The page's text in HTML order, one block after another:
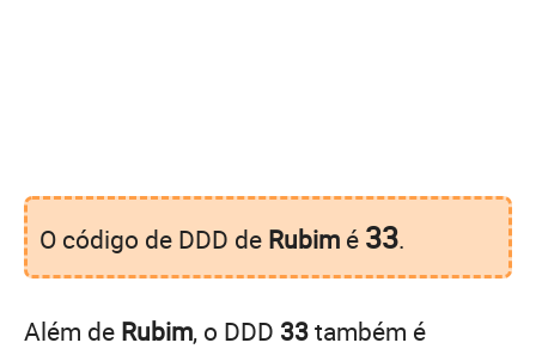
O código de DDD de Rubim é 33.
Além de Rubim, o DDD 33também é